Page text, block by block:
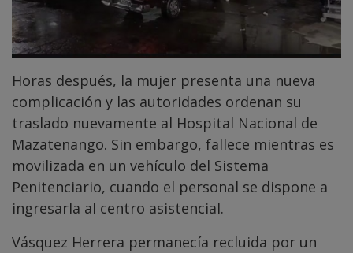
Horas después, la mujer presenta una nueva
complicación y las autoridades ordenan su
traslado nuevamente al Hospital Nacional de
Mazatenango. Sin embargo, fallece mientras es
movilizada en un vehículo del Sistema
Penitenciario, cuando el personal se dispone a
ingresarla al centro asistencial.
Vásquez Herrera permanecía recluida por un